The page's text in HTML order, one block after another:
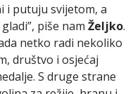
i putuju svijetom, a
piše nam Željko.
netko radi nekoliko
društvo i osjećaj
S druge strane